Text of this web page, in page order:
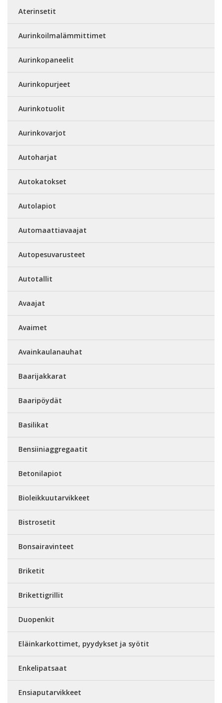
Aterinsetit
Aurinkoilmalämmittimet
Aurinkopaneelit
Aurinkopurjeet
Aurinkotuolit
Aurinkovarjot
Autoharjat
Autokatokset
Autolapiot
Automaattiavaajat
Autopesuvarusteet
Autotallit
Avaajat
Avaimet
Avainkaulanauhat
Baarijakkarat
Baaripöydät
Basilikat
Bensiiniaggregaatit
Betonilapiot
Bioleikkuutarvikkeet
Bistrosetit
Bonsairavinteet
Briketit
Brikettigrillit
Duopenkit
Eläinkarkottimet, pyydykset ja syötit
Enkelipatsaat
Ensiaputarvikkeet